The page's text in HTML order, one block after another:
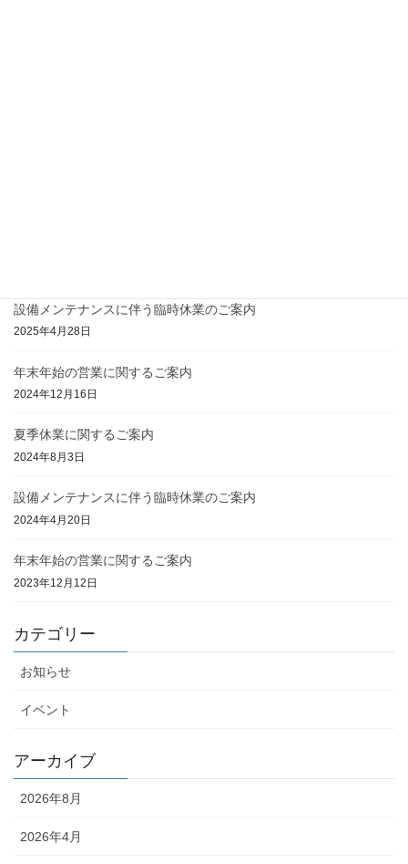
設備メンテナンスに伴う臨時休業のご案内
2025年4月28日
年末年始の営業に関するご案内
2024年12月16日
夏季休業に関するご案内
2024年8月3日
設備メンテナンスに伴う臨時休業のご案内
2024年4月20日
年末年始の営業に関するご案内
2023年12月12日
カテゴリー
お知らせ
イベント
アーカイブ
2026年8月
2026年4月